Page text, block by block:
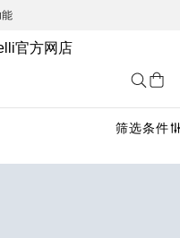
筛选条件